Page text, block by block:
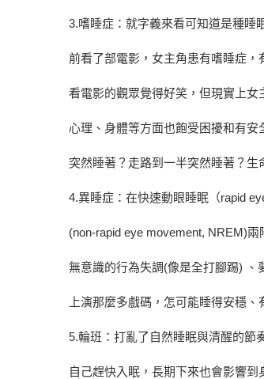
3.嗜睡症：就字義來看可知道是種睡
前看了部電影，女主角患有嗜睡症，
看電影的觀眾覺得好笑，但現實上女
心理、身體等方面也飽受困擾和有
突然睡著？走路到一半突然睡著？生
4.異睡症：在快速動眼睡眠（rapid
(non-rapid eye movement, NREM)
無意識的行為失調(像是全打腳踢) 、
上演那麼多戲碼，怎可能睡得安穩
5.輪班：打亂了自然睡眠與清醒的節
自己趕快入眠，長期下來也會影響到